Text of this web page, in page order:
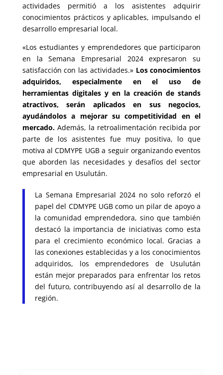
actividades permitió a los asistentes adquirir
conocimientos prácticos y aplicables, impulsando el
desarrollo empresarial local.
«Los estudiantes y emprendedores que participaron
en la Semana Empresarial 2024 expresaron su
satisfacción con las actividades.» Los conocimientos
adquiridos, especialmente en el uso de
herramientas digitales y en la creación de stands
atractivos, serán aplicados en sus negocios,
ayudándolos a mejorar su competitividad en el
mercado.Además, la retroalimentación recibida por
parte de los asistentes fue muy positiva, lo que
motiva al CDMYPE UGB a seguir organizando eventos
que aborden las necesidades y desafíos del sector
empresarial en Usulután.
La Semana Empresarial 2024 no solo reforzó el
papel del CDMYPE UGB como un pilar de apoyo a
la comunidad emprendedora, sino que también
destacó la importancia de iniciativas como esta
para el crecimiento económico local. Gracias a
las conexiones establecidas y a los conocimientos
adquiridos, los emprendedores de Usulután
están mejor preparados para enfrentar los retos
del futuro, contribuyendo así al desarrollo de la
región.